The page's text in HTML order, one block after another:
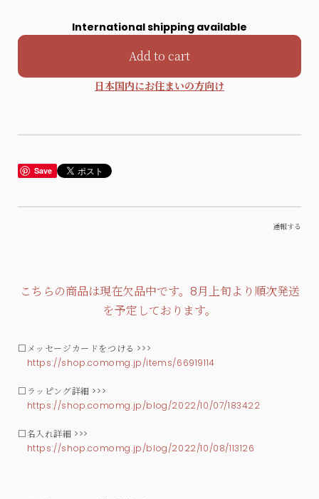
International shipping available
Add to cart
日本国内にお住まいの方向け
Save
通報する
こちらの商品は現在欠品中です。8月上旬より順次発送
を予定しております。
□メッセージカードをつける >>>
https://shop.comomg.jp/items/66919114
□ラッピング詳細 >>>
https://shop.comomg.jp/blog/2022/10/07/183422
□名入れ詳細 >>>
https://shop.comomg.jp/blog/2022/10/08/113126